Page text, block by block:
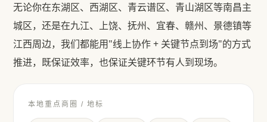
无论你在东湖区、西湖区、青云谱区、青山湖区等南昌主
城区，还是在九江、上饶、抚州、宜春、赣州、景德镇等
江西周边，我们都能用"线上协作 + 关键节点到场"的方式
推进，既保证效率，也保证关键环节有人到现场。
本地重点商圈 / 地标